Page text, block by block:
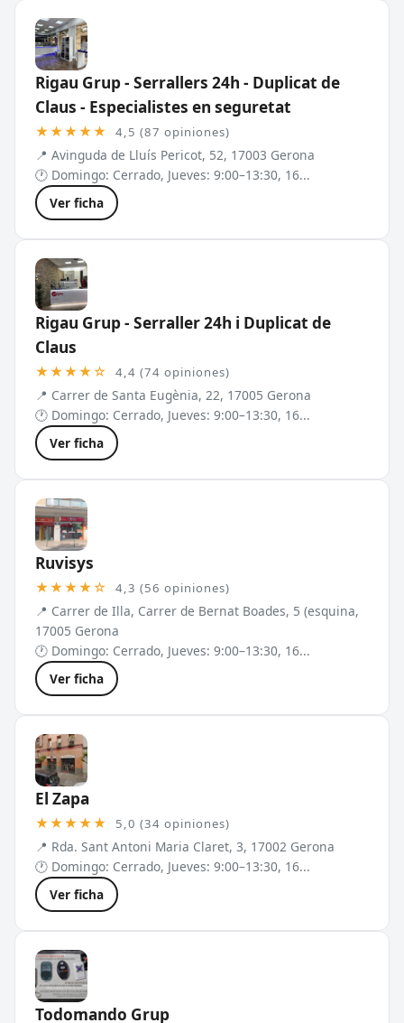
Rigau Grup - Serrallers 24h - Duplicat de
Claus - Especialistes en seguretat
★★★★★ 4,5 (87 opiniones)
📍 Avinguda de Lluís Pericot, 52, 17003 Gerona
🕐 Domingo: Cerrado, Jueves: 9:00–13:30, 16...
Ver ficha
Rigau Grup - Serraller 24h i Duplicat de
Claus
★★★★☆ 4,4 (74 opiniones)
📍 Carrer de Santa Eugènia, 22, 17005 Gerona
🕐 Domingo: Cerrado, Jueves: 9:00–13:30, 16...
Ver ficha
Ruvisys
★★★★☆ 4,3 (56 opiniones)
📍 Carrer de Illa, Carrer de Bernat Boades, 5 (esquina,
17005 Gerona
🕐 Domingo: Cerrado, Jueves: 9:00–13:30, 16...
Ver ficha
El Zapa
★★★★★ 5,0 (34 opiniones)
📍 Rda. Sant Antoni Maria Claret, 3, 17002 Gerona
🕐 Domingo: Cerrado, Jueves: 9:00–13:30, 16...
Ver ficha
Todomando Grup